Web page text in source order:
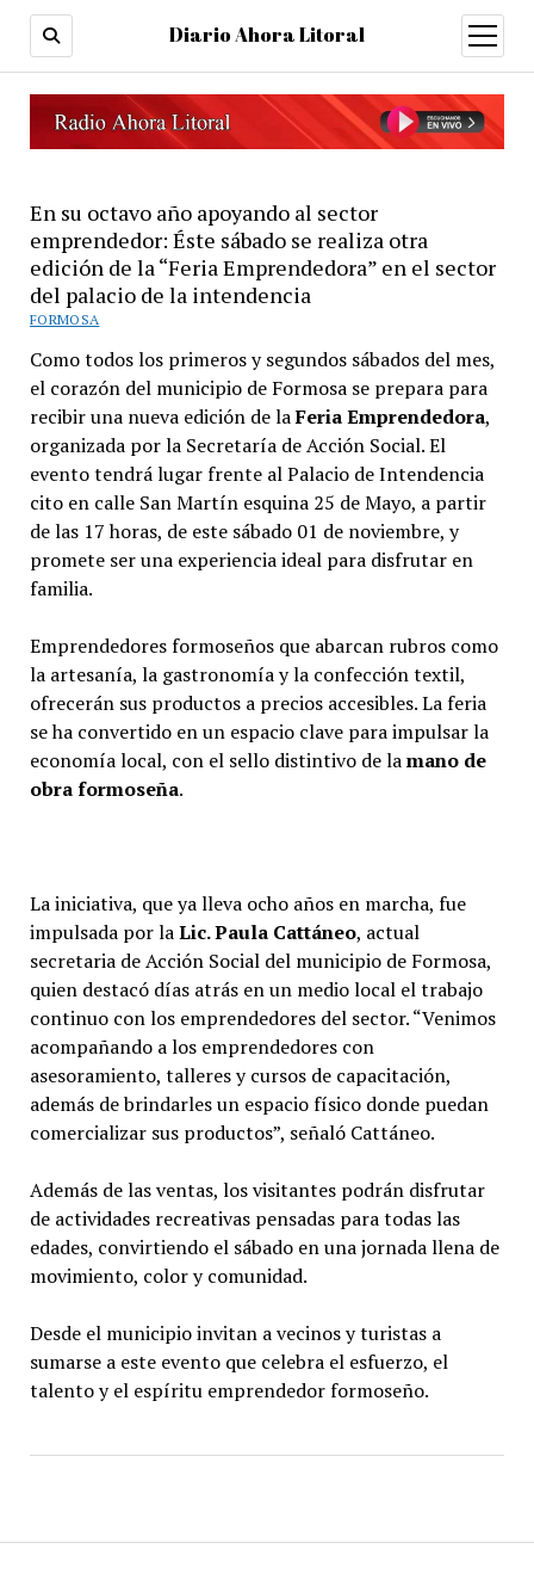
Diario Ahora Litoral
open
menu
En su octavo año apoyando al sector
emprendedor: Éste sábado se realiza otra
edición de la “Feria Emprendedora” en el sector
del palacio de la intendencia
FORMOSA
Como todos los primeros y segundos sábados del mes,
el corazón del municipio de Formosa se prepara para
recibir una nueva edición de laFeria Emprendedora,
organizada por la Secretaría de Acción Social. El
evento tendrá lugar frente al Palacio de Intendencia
cito en calle San Martín esquina 25 de Mayo, a partir
de las 17 horas, de este sábado 01 de noviembre, y
promete ser una experiencia ideal para disfrutar en
familia.
Emprendedores formoseños que abarcan rubros como
la artesanía, la gastronomía y la confección textil,
ofrecerán sus productos a precios accesibles. La feria
se ha convertido en un espacio clave para impulsar la
economía local, con el sello distintivo de lamano de
obra formoseña.
La iniciativa, que ya lleva ocho años en marcha, fue
impulsada por laLic. Paula Cattáneo, actual
secretaria de Acción Social del municipio de Formosa,
quien destacó días atrás en un medio local el trabajo
continuo con los emprendedores del sector. “Venimos
acompañando a los emprendedores con
asesoramiento, talleres y cursos de capacitación,
además de brindarles un espacio físico donde puedan
comercializar sus productos”, señaló Cattáneo.
Además de las ventas, los visitantes podrán disfrutar
de actividades recreativas pensadas para todas las
edades, convirtiendo el sábado en una jornada llena de
movimiento, color y comunidad.
Desde el municipio invitan a vecinos y turistas a
sumarse a este evento que celebra el esfuerzo, el
talento y el espíritu emprendedor formoseño.